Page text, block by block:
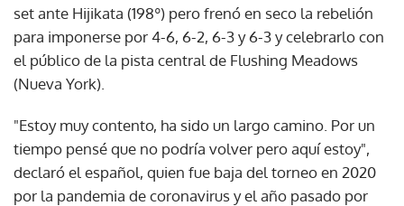
set ante Hijikata (198º) pero frenó en seco la rebelión
para imponerse por 4-6, 6-2, 6-3 y 6-3 y celebrarlo con
el público de la pista central de Flushing Meadows
(Nueva York).
"Estoy muy contento, ha sido un largo camino. Por un
tiempo pensé que no podría volver pero aquí estoy",
declaró el español, quien fue baja del torneo en 2020
por la pandemia de coronavirus y el año pasado por